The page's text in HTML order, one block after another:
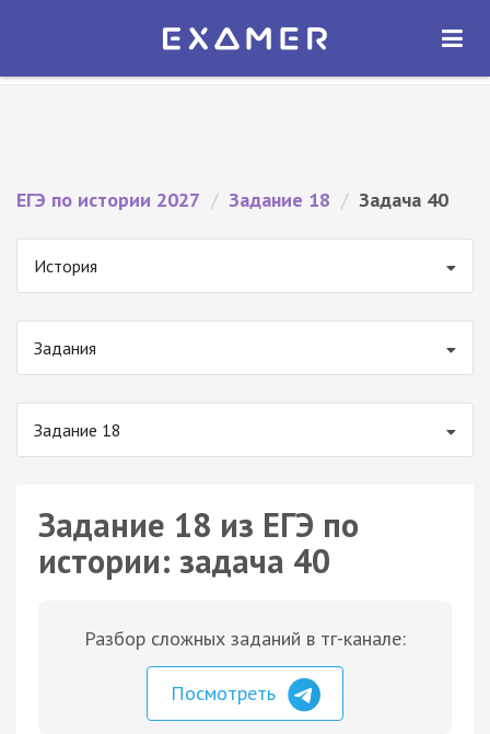
Экзамер — ЕГЭ 2027
ОТКРЫТЬ
ЕГЭ по истории 2027 / Задание 18 / Задача 40
История
Задания
Задание 18
Задание 18 из ЕГЭ по
истории: задача 40
Разбор сложных заданий в тг-канале:
Посмотреть